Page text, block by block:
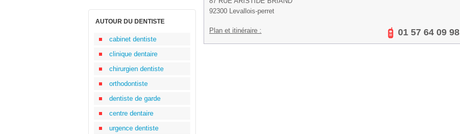
AUTOUR DU DENTISTE
cabinet dentiste
clinique dentaire
chirurgien dentiste
orthodontiste
dentiste de garde
centre dentaire
urgence dentiste
92300 Levallois-perret
Plan et itinéraire : 01 57 64 09 98